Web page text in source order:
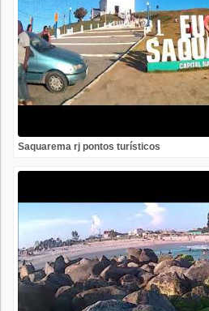
Saquarema rj pontos turísticos